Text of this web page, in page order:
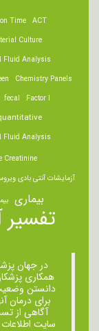
ACT
Time
Culture
Fluid Analysis
Chemistry Panels
Factor I
fecal
Fluid Analysis
Creatinine
آزمایشات آنتی بادی
بیماری
در جهان
همکاری
دانستن
برای درمان
آگاهی از
سایت